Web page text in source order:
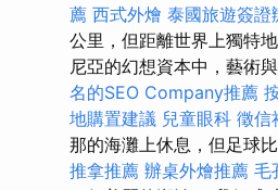
薦 西式外燴 泰國旅遊簽證
公里，但距離世界上獨特
尼亞的幻想資本中，藝術
名的SEO Company推薦
地購置建議 兒童眼科 徵信
那的海灘上休息，但足球
推拿推薦 辦桌外燴推薦 毛